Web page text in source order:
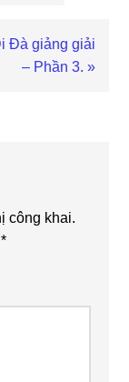
Đà giảng giải
– Phần 3. »
công khai.
*